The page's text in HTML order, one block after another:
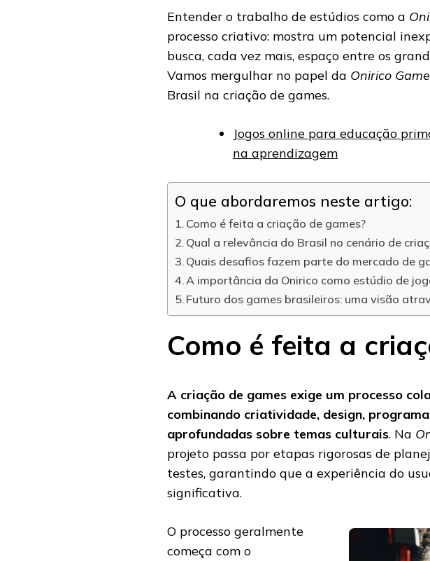
Entender o trabalho de estúdios como a
processo criativo: mostra um potencial
busca, cada vez mais, espaço entre os
Vamos mergulhar no papel da Onirico
Brasil na criação de games.
Jogos online para educação
na aprendizagem
O que abordaremos neste artigo:
Como é feita a criação de games?
Qual a relevância do Brasil no cenário de
Quais desafios fazem parte do mercado de
A importância da Onirico como estúdio de
Futuro dos games brasileiros: uma visão
Como é feita a
A criação de games exige um processo
combinando criatividade, design,
aprofundadas sobre temas culturais. Na
projeto passa por etapas rigorosas de
testes, garantindo que a experiência do
significativa.
O processo geralmente
começa com o